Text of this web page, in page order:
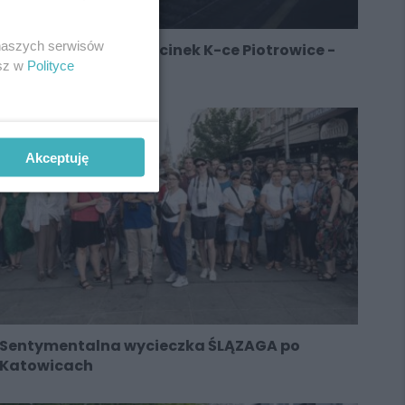
PKP zabiera się za odcinek K-ce Piotrowice -
Tychy
Sentymentalna wycieczka ŚLĄZAGA po
Katowicach
serwisów
w Polityce
Akceptuję